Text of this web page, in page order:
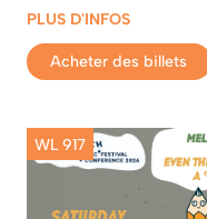
PLUS D'INFOS
Acheter des billets
WL 917